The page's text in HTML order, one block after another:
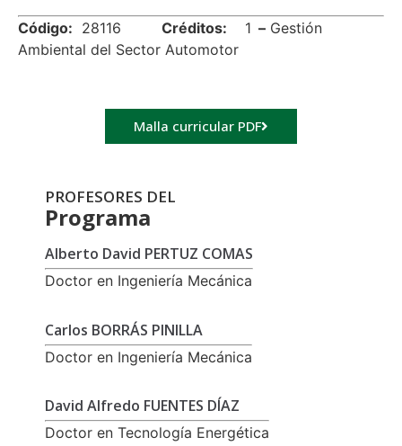
Código: 28116 Créditos: 1 – Gestión
Ambiental del Sector Automotor
Malla curricular PDF
PROFESORES DEL
Programa
Alberto David PERTUZ COMAS
Doctor en Ingeniería Mecánica
Carlos BORRÁS PINILLA
Doctor en Ingeniería Mecánica
David Alfredo FUENTES DÍAZ
Doctor en Tecnología Energética